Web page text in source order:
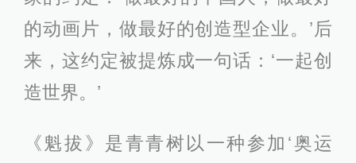
的动画片，做最好的创造型企业。’后
来，这约定被提炼成一句话：‘一起创
造世界。 ’
《魁拔》是青青树以一种参加‘奥运